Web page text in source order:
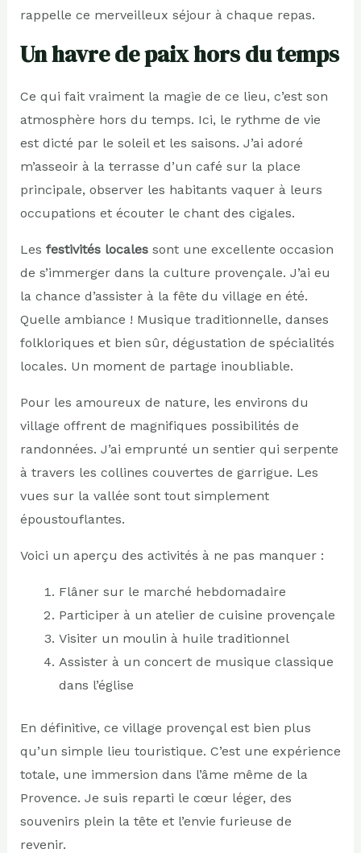
rappelle ce merveilleux séjour à chaque repas.
Un havre de paix hors du temps
Ce qui fait vraiment la magie de ce lieu, c’est son
atmosphère hors du temps. Ici, le rythme de vie
est dicté par le soleil et les saisons. J’ai adoré
m’asseoir à la terrasse d’un café sur la place
principale, observer les habitants vaquer à leurs
occupations et écouter le chant des cigales.
Les festivités localessont une excellente occasion
de s’immerger dans la culture provençale. J’ai eu
la chance d’assister à la fête du village en été.
Quelle ambiance ! Musique traditionnelle, danses
folkloriques et bien sûr, dégustation de spécialités
locales. Un moment de partage inoubliable.
Pour les amoureux de nature, les environs du
village offrent de magnifiques possibilités de
randonnées. J’ai emprunté un sentier qui serpente
à travers les collines couvertes de garrigue. Les
vues sur la vallée sont tout simplement
époustouflantes.
Voici un aperçu des activités à ne pas manquer :
Flâner sur le marché hebdomadaire
Participer à un atelier de cuisine provençale
Visiter un moulin à huile traditionnel
Assister à un concert de musique classique
dans l’église
En définitive, ce village provençal est bien plus
qu’un simple lieu touristique. C’est une expérience
totale, une immersion dans l’âme même de la
Provence. Je suis reparti le cœur léger, des
souvenirs plein la tête et l’envie furieuse de
revenir.